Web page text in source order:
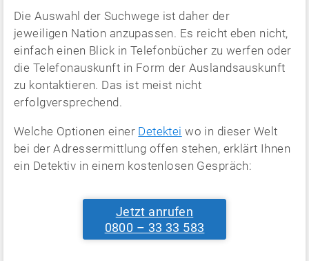
Die Auswahl der Suchwege ist daher der
jeweiligen Nation anzupassen. Es reicht eben nicht,
einfach einen Blick in Telefonbücher zu werfen oder
die Telefonauskunft in Form der Auslandsauskunft
zu kontaktieren. Das ist meist nicht
erfolgversprechend.
Welche Optionen einer Detektei wo in dieser Welt
bei der Adressermittlung offen stehen, erklärt Ihnen
ein Detektiv in einem kostenlosen Gespräch:
Jetzt anrufen
0800 – 33 33 583